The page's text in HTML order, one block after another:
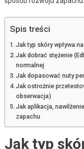
Spis treści
Jak typ skóry wpływa
Jak dobrać stężenie
normalnej
Jak dopasować nuty
Jak ostrożnie
obserwacja)
Jak aplikacja,
zapachu
Jak typ